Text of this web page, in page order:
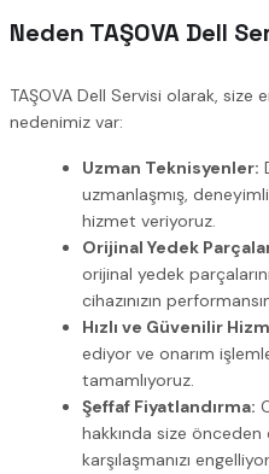
Neden TAŞOVA Dell
TAŞOVA Dell Servisi olarak,
nedenimiz var:
Uzman Teknisyenler:
uzmanlaşmış,
hizmet veriyoruz.
Orijinal Yedek
orijinal yedek
cihazınızın
Hızlı ve Güvenilir
ediyor ve onarım
tamamlıyoruz.
Şeffaf Fiyatlandırma:
hakkında size
karşılaşmanızı